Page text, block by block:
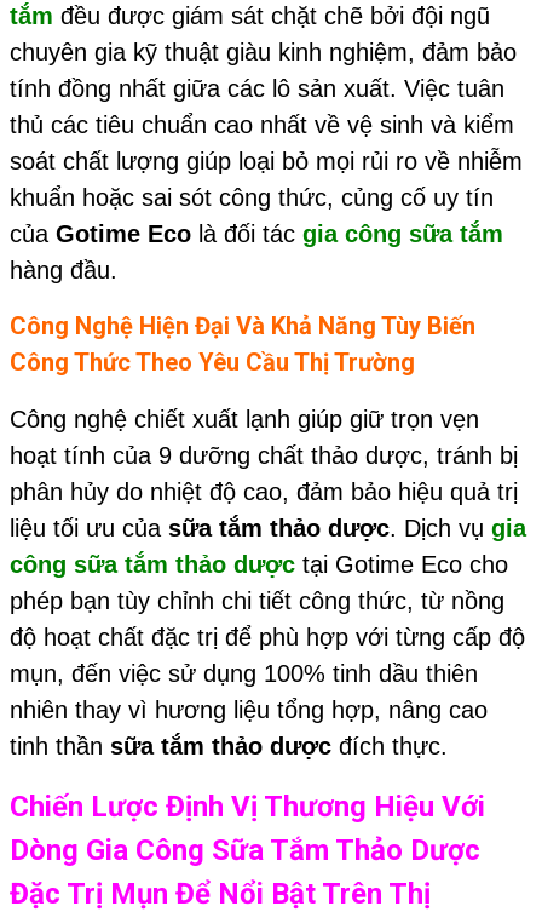
tắm đều được giám sát chặt chẽ bởi đội ngũ
chuyên gia kỹ thuật giàu kinh nghiệm, đảm bảo
tính đồng nhất giữa các lô sản xuất. Việc tuân
thủ các tiêu chuẩn cao nhất về vệ sinh và kiểm
soát chất lượng giúp loại bỏ mọi rủi ro về nhiễm
khuẩn hoặc sai sót công thức, củng cố uy tín
của Gotime Eco là đối tác gia công sữa tắm
hàng đầu.
Công Nghệ Hiện Đại Và Khả Năng Tùy Biến
Công Thức Theo Yêu Cầu Thị Trường
Công nghệ chiết xuất lạnh giúp giữ trọn vẹn
hoạt tính của 9 dưỡng chất thảo dược, tránh bị
phân hủy do nhiệt độ cao, đảm bảo hiệu quả trị
liệu tối ưu của sữa tắm thảo dược. Dịch vụ gia
công sữa tắm thảo dược tại Gotime Eco cho
phép bạn tùy chỉnh chi tiết công thức, từ nồng
độ hoạt chất đặc trị để phù hợp với từng cấp độ
mụn, đến việc sử dụng 100% tinh dầu thiên
nhiên thay vì hương liệu tổng hợp, nâng cao
tinh thần sữa tắm thảo dược đích thực.
Chiến Lược Định Vị Thương Hiệu Với
Dòng Gia Công Sữa Tắm Thảo Dược
Đặc Trị Mụn Để Nổi Bật Trên Thị